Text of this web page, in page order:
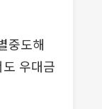
중도해
우대금